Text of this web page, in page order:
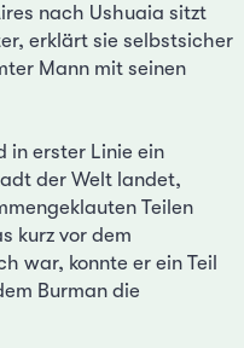
nach Ushuaia sitzt
erklärt sie selbstsicher
Mann mit seinen
in erster Linie ein
der Welt landet,
Teilen
kurz vor dem
war, konnte er ein Teil
Burman die